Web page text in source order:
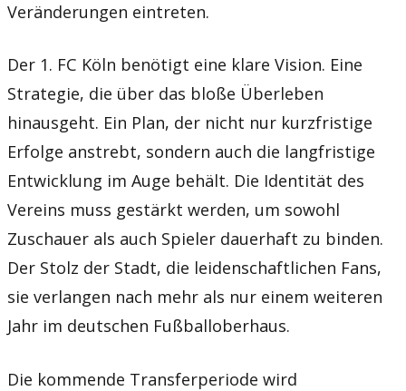
Veränderungen eintreten.
Der 1. FC Köln benötigt eine klare Vision. Eine
Strategie, die über das bloße Überleben
hinausgeht. Ein Plan, der nicht nur kurzfristige
Erfolge anstrebt, sondern auch die langfristige
Entwicklung im Auge behält. Die Identität des
Vereins muss gestärkt werden, um sowohl
Zuschauer als auch Spieler dauerhaft zu binden.
Der Stolz der Stadt, die leidenschaftlichen Fans,
sie verlangen nach mehr als nur einem weiteren
Jahr im deutschen Fußballoberhaus.
Die kommende Transferperiode wird